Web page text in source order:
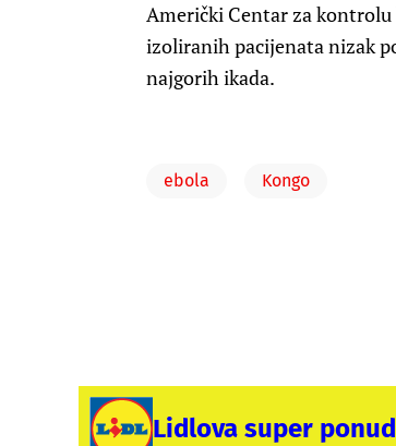
Američki Centar za
izoliranih pacijenata nizak
najgorih ikada.
ebola Kongo
Lidlova super